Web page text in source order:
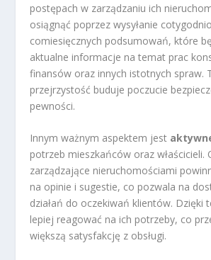
postępach w zarządzaniu ich
osiągnąć poprzez wysyłanie
comiesięcznych podsumowań, które
aktualne informacje na temat prac
finansów oraz innych istotnych spraw.
przejrzystość buduje poczucie
pewności.
Innym ważnym aspektem jest
potrzeb mieszkańców oraz właścicieli.
zarządzające nieruchomościami
na opinie i sugestie, co pozwala na
działań do oczekiwań klientów. Dzięki
lepiej reagować na ich potrzeby, co
większą satysfakcję z obsługi.